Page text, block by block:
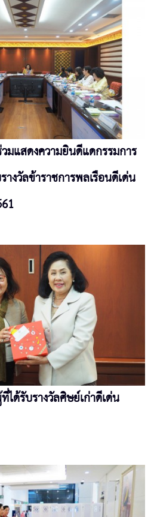
มแสดงความยินดีแดกรรมการ
งวัลข้าราชการพลเรือนดีเด่น
ด้รับรางวัลศิษย์เก่าดีเด่น